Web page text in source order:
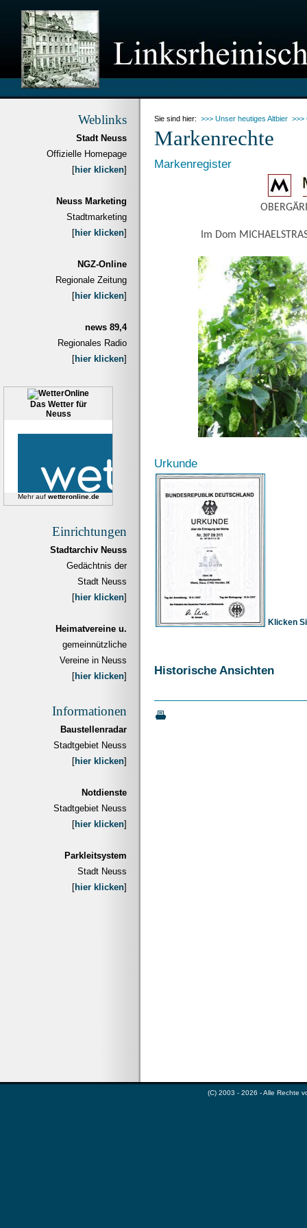
Weblinks
Stadt Neuss
Offizielle Homepage
[hier klicken]
Neuss Marketing
Stadtmarketing
[hier klicken]
NGZ-Online
Regionale Zeitung
[hier klicken]
news 89,4
Regionales Radio
[hier klicken]
Das Wetter für
Neuss
Mehr auf wetteronline.de
Einrichtungen
Stadtarchiv Neuss
Gedächtnis der
Stadt Neuss
[hier klicken]
Heimatvereine u.
gemeinnützliche
Vereine in Neuss
[hier klicken]
Informationen
Baustellenradar
Stadtgebiet Neuss
[hier klicken]
Notdienste
Stadtgebiet Neuss
[hier klicken]
Parkleitsystem
Stadt Neuss
[hier klicken]
Sie sind hier: >>> Unser heutiges Altbier >>>
Markenrechte
Markenregister
Im Dom
Urkunde
Klicken
Historische Ansichten
(C) 2003 - 2026 - Alle Rechte